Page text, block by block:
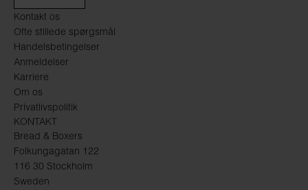
Kontakt os
Ofte stillede spørgsmål
Handelsbetingelser
Anmeldelser
Karriere
Om os
Privatlivspolitik
KONTAKT
Bread & Boxers
Folkungagatan 122
116 30 Stockholm
Sweden